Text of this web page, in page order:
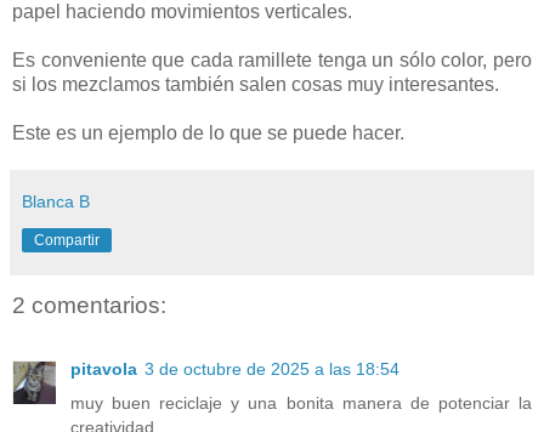
papel haciendo movimientos verticales.
Es conveniente que cada ramillete tenga un sólo color, pero
si los mezclamos también salen cosas muy interesantes.
Este es un ejemplo de lo que se puede hacer.
Blanca B
Compartir
2 comentarios:
pitavola 3 de octubre de 2025 a las 18:54
muy buen reciclaje y una bonita manera de potenciar la
creatividad